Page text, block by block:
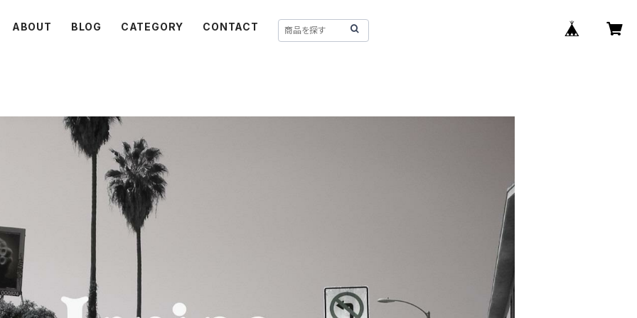
ABOUT BLOG CATEGORY CONTACT